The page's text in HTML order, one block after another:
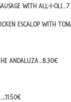
WITH ALL-I-
ESCALOP WITH
ANDALUZA…8.30€